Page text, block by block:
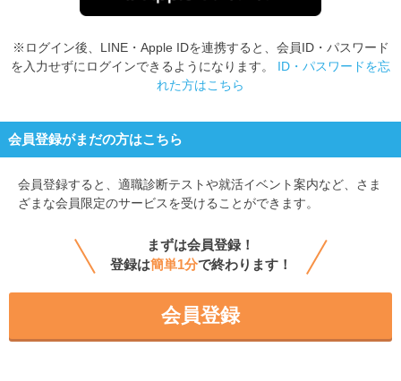
※ログイン後、LINE・Apple IDを連携すると、会員ID・パスワード
を入力せずにログインできるようになります。 ID・パスワードを忘
れた方はこちら
会員登録がまだの方はこちら
会員登録すると、 適職診断テストや就活イベント案内など、さま
ざまな会員限定のサービスを受けることができます。
まずは会員登録！
登録は簡単1分で終わります！
会員登録